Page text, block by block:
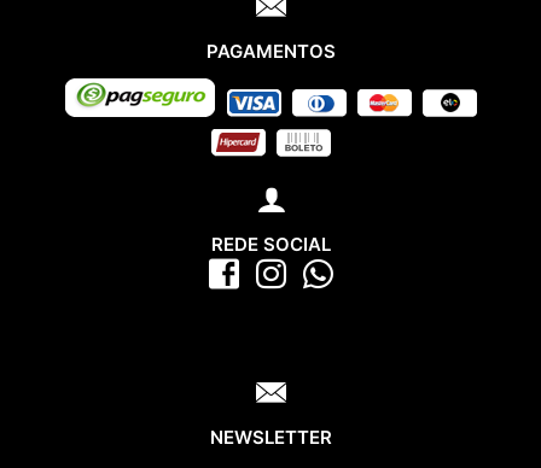
PAGAMENTOS
REDE SOCIAL
NEWSLETTER